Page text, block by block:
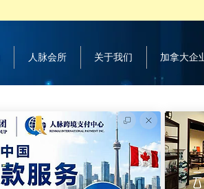
人脉会所 关于我们 加拿大企